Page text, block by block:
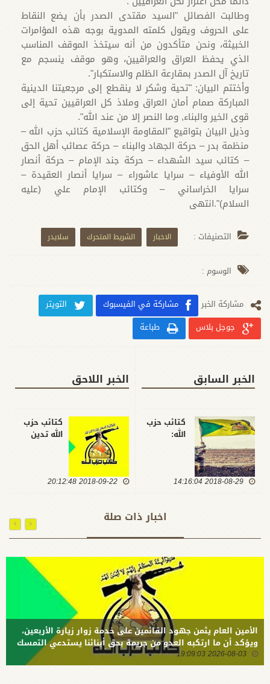
وطالبت الفصائل "السيد مقتدى الصدر بأن يضع النقاط
على الحروف ويقول كلمته المدوية بوجه هذه المؤامرات
الخبيثة، ونحن متأكدون من أنه سيتخذ الموقف المناسب
الذي يحفظ العراق والعراقيين، وهو موقف ينسجم مع
تاريخ آل الصدر بمقارعة الظلم والاستكبار".
وأختتم البيان: "تحية وشكر لا ينقطع إلى مرجعيتنا الدينية
المباركة صمام أمان العراق وملاذ كل العراقيين تحية إلى
قوى الخير والبناء, وما النصر إلا من عند الله".
وذيل البيان بتواقيع "المقاومة الإسلامية كتائب حزب الله –
منظمة بدر – حركة الجهاد والبناء – حركة عصائب أهل الحق
– كتائب سيد الشهداء – حركة جند الإمام – حركة أنصار
الله الأوفياء – سرايا عاشوراء – سرايا أنصار العقيدة –
سرايا الخراساني – وكتائب الإمام علي (عليه
السلام)".انتهى
التصنيفات : الاخبار الشريط المتحرك سلايدر
الوسوم :
مشارکة الخبر مشاركة في الفيسبوك
التويتر
جوجل بلاس
طباعة
الخبر السابق
كتائب حزب
الله:
التحالف بين
ويحولون
الكتلة
الأكبر
2018-08-29 14:16:04
الخبر اللاحق
كتائب حزب
الله تدين
وتؤكد وضع
في رصد
لخدمة
الشعبين
العراقي
والايراني
2018-09-22 20:12:48
اخبار ذات صلة
الأمين العام يثمن جهود القائمين على خدمة زوار زيارة الأربعين،
ويؤكد أن ما ارتكبه العدو من جريمة بحق أبنائنا يستدعي التمسك
بالسلاح وتطويره لردع كل من يريد بنا شراً
2026-08-03 19:09:03